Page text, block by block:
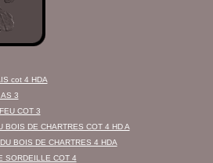
cot 4 HDA
3
COT 3
BOIS DE CHARTRES COT 4 HD A
BOIS DE CHARTRES 4 HDA
SORDEILLE COT 4